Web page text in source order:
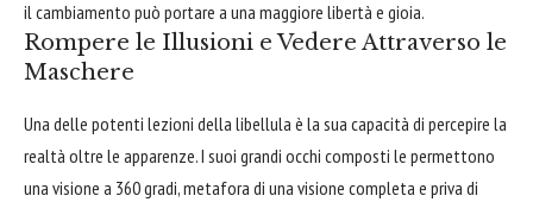
il cambiamento può portare a una maggiore libertà e gioia.
Rompere le Illusioni e Vedere Attraverso le
Maschere
Una delle potenti lezioni della libellula è la sua capacità di percepire la
realtà oltre le apparenze. I suoi grandi occhi composti le permettono
una visione a 360 gradi, metafora di una visione completa e priva di